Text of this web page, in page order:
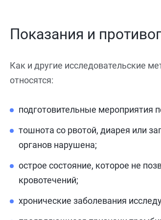
Показания и
Как и другие исследовательские
относятся:
подготовительные мероприятия
тошнота со рвотой, диарея или
органов нарушена;
острое состояние, которое не
кровотечений;
хронические заболевания